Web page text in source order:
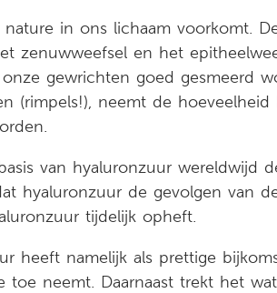
in ons lichaam voorkomt.
zenuwweefsel en het
gewrichten goed gesmeerd
(rimpels!), neemt de
van hyaluronzuur wereldwijd
hyaluronzuur de gevolgen van
tijdelijk opheft.
heeft namelijk als prettige
neemt. Daarnaast trekt het